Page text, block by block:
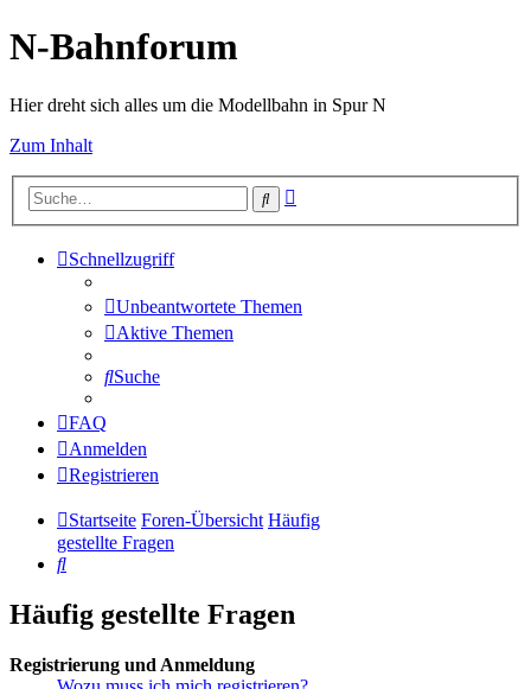
N-Bahnforum
Hier dreht sich alles um die Modellbahn in Spur N
Zum Inhalt
Suche
Schnellzugriff
Unbeantwortete Themen
Aktive Themen
Suche
FAQ
Anmelden
Registrieren
Startseite Foren-Übersicht Häufig
gestellte Fragen
Suche
Häufig gestellte Fragen
Registrierung und Anmeldung